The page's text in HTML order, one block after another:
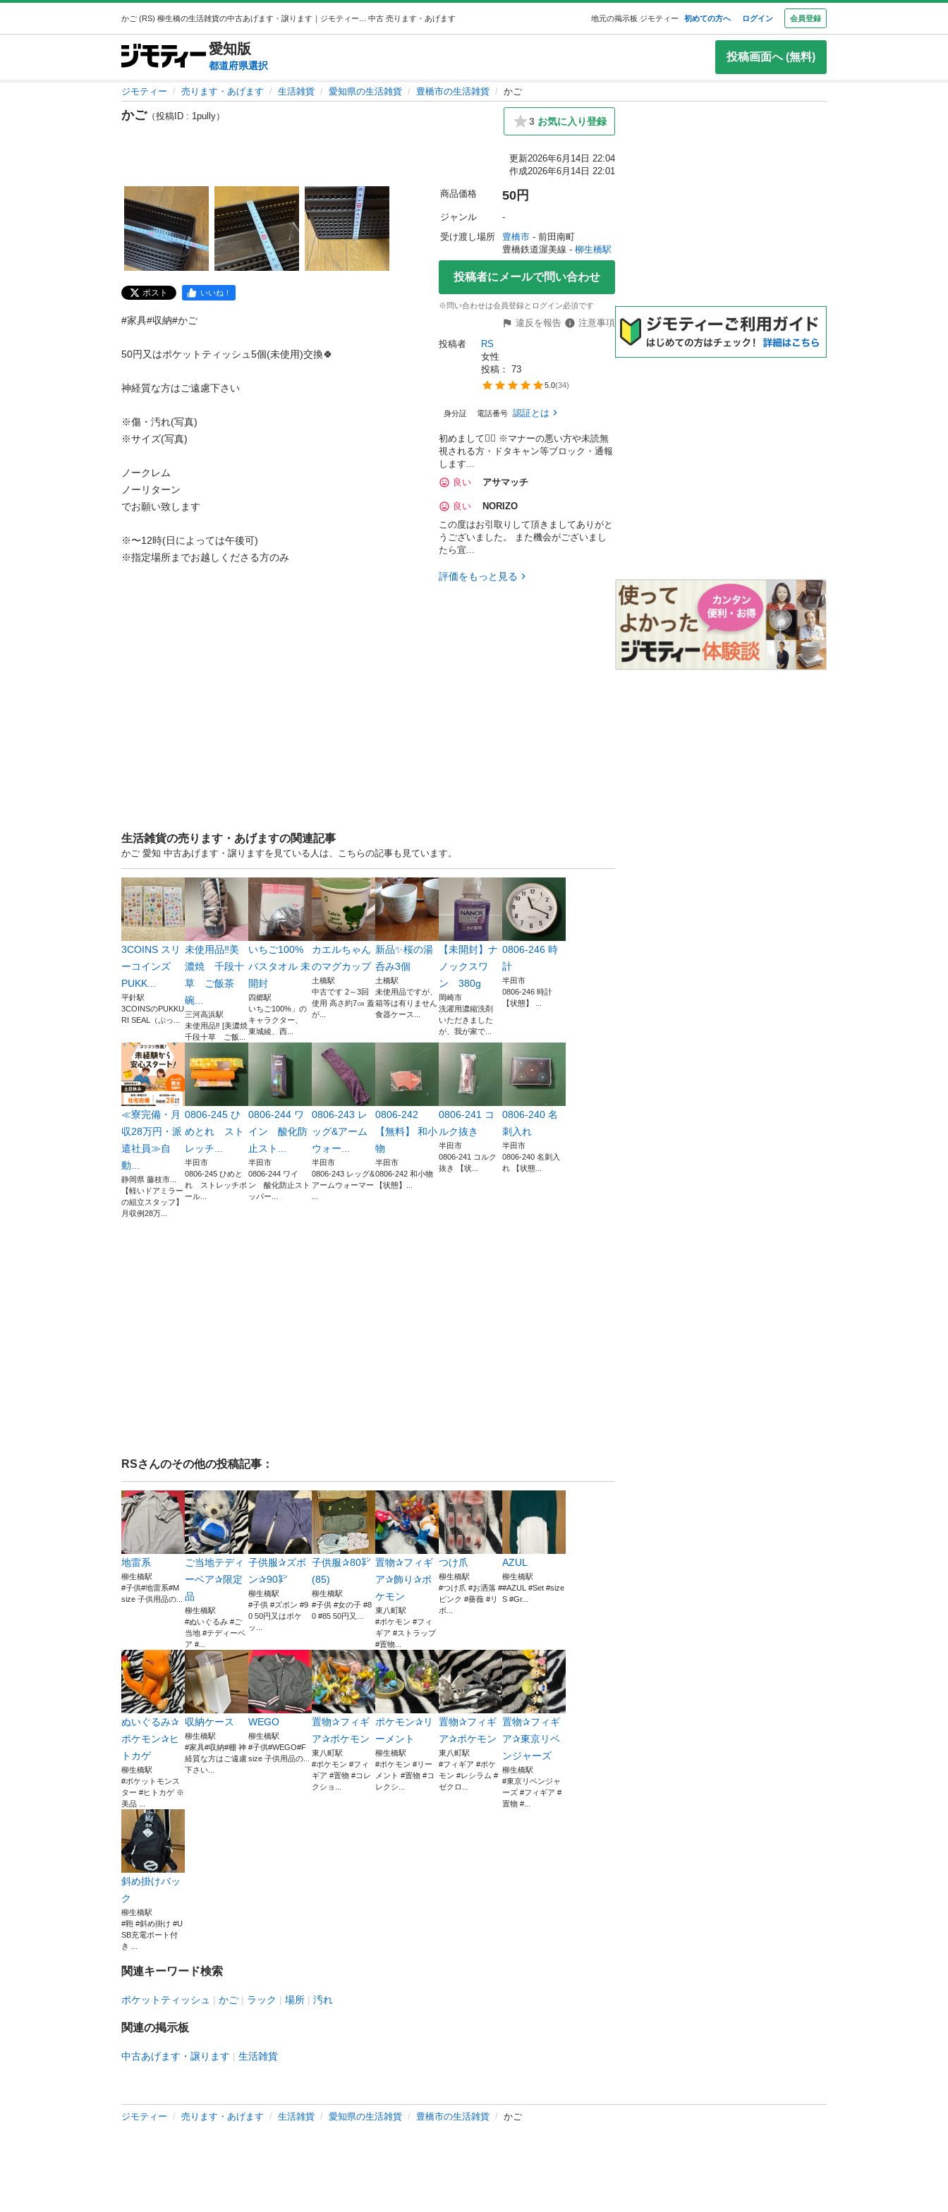
中古 売ります・あげます 地元の掲示板 ジモティー 初めての方へ ログイン 会員登録
愛知版
都道府県選択
投稿画面へ (無料)
ジモティー 売ります・あげます 生活雑貨 愛知県の生活雑貨 豊橋市の生活雑貨 かご
かご（投稿ID : 1pully） 3 お気に入り登録
更新2026年6月14日 22:04
作成2026年6月14日 22:01
ポスト いいね！
#家具#収納#かご
50円又はポケットティッシュ5個(未使用)交換🍀
神経質な方はご遠慮下さい
※傷・汚れ(写真)
※サイズ(写真)
ノークレム
ノーリターン
でお願い致します
※〜12時(日によっては午後可)
※指定場所までお越しくださる方のみ
商品価格 50円
ジャンル
-
受け渡し場所
豊橋市 - 前田南町
豊橋鉄道渥美線 - 柳生橋駅
投稿者にメールで問い合わせ
※問い合わせは会員登録とログイン必須です
違反を報告
注意事項
投稿者
RS
女性
投稿： 73
5.0(34)
身分証 電話番号 認証とは
初めまして🙇‍♀️ ※マナーの悪い方や未読無
視される方・ドタキャン等ブロック・通報
します...
良い
アサマッチ
良い
NORIZO
この度はお引取りして頂きましてありがと
うございました。 また機会がございまし
たら宜...
評価をもっと見る
生活雑貨の売ります・あげますの関連記事
かご 愛知 中古あげます・譲りますを見ている人は、こちらの記事も見ています。
3COINS スリ
ーコインズ
PUKK...
平針駅
3COINSのPUKKU
RI SEAL（ぷっ...
未使用品‼️美
濃焼 千段十
草 ご飯茶
碗...
三河高浜駅
未使用品‼️ [美濃焼
千段十草 ご飯...
いちご100%
バスタオル 未
開封
四郷駅
いちご100%」の
キャラクター、
東城綾、西...
カエルちゃん
のマグカップ
土橋駅
中古です 2～3回
使用 高さ約7㎝ 蓋
が...
新品✨桜の湯
呑み3個
土橋駅
未使用品ですが、
箱等は有りません
食器ケース...
【未開封】ナ
ノックスワ
ン 380g
岡崎市
洗濯用濃縮洗剤
いただきました
が、我が家で...
0806-246 時
計
半田市
0806-246 時計
【状態】 ...
≪寮完備・月
収28万円・派
遣社員≫自
動...
静岡県 藤枝市...
【軽いドアミラー
の組立スタッフ】
月収例28万...
0806-245 ひ
めとれ スト
レッチ...
半田市
0806-245 ひめと
れ ストレッチポ
ール...
0806-244 ワ
イン 酸化防
止スト...
半田市
0806-244 ワイ
ン 酸化防止スト
ッパー...
0806-243 レ
ッグ&アーム
ウォー...
半田市
0806-243 レッグ&
アームウォーマー
0806-242
【無料】 和小
物
半田市
0806-242 和小物
【状態】...
0806-241 コ
ルク抜き
半田市
0806-241 コルク
抜き 【状...
0806-240 名
刺入れ
半田市
0806-240 名刺入
れ 【状態...
RSさんのその他の投稿記事：
地雷系
柳生橋駅
#子供#地雷系#M
size 子供用品の...
ご当地テディ
ーベア✰限定
品
柳生橋駅
#ぬいぐるみ #ご
当地 #テディーベ
ア #...
子供服✰ズボ
ン✰90㌢
柳生橋駅
#子供 #ズボン #9
0 50円又はポケ
ッ...
子供服✰80㌢
(85)
柳生橋駅
#子供 #女の子 #8
0 #85 50円又...
置物✰フィギ
ア✰飾り✰ポ
ケモン
東八町駅
#ポケモン #フィ
ギア #ストラップ
#置物...
つけ爪
柳生橋駅
#つけ爪 #お洒落 #
ピンク #薔薇 #リ
ボ...
AZUL
柳生橋駅
#AZUL #Set #size
S #Gr...
ぬいぐるみ✰
ポケモン✰ヒ
トカゲ
柳生橋駅
#ポケットモンス
ター #ヒトカゲ ※
美品 ...
収納ケース
柳生橋駅
#家具#収納#棚 神
経質な方はご遠慮
下さい...
WEGO
柳生橋駅
#子供#WEGO#F
size 子供用品の...
置物✰フィギ
ア✰ポケモン
東八町駅
#ポケモン #フィ
ギア #置物 #コレ
クショ...
ポケモン✰リ
ーメント
柳生橋駅
#ポケモン #リー
メント #置物 #コ
レクシ...
置物✰フィギ
ア✰ポケモン
東八町駅
#フィギア #ポケ
モン #レシラム #
ゼクロ...
置物✰フィギ
ア✰東京リベ
ンジャーズ
柳生橋駅
#東京リベンジャ
ーズ #フィギア #
置物 #...
斜め掛けバッ
ク
柳生橋駅
#鞄 #斜め掛け #U
SB充電ポート付
き ...
関連キーワード検索
ポケットティッシュ かご ラック 場所 汚れ
関連の掲示板
中古あげます・譲ります 生活雑貨
ジモティー 売ります・あげます 生活雑貨 愛知県の生活雑貨 豊橋市の生活雑貨 かご